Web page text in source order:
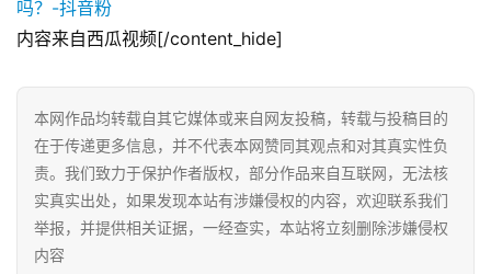
内容来自西瓜视频[/content_hide]
本网作品均转载自其它媒体或来自网友投稿，转载与投稿目的
在于传递更多信息，并不代表本网赞同其观点和对其真实性负
责。我们致力于保护作者版权，部分作品来自互联网，无法核
实真实出处，如果发现本站有涉嫌侵权的内容，欢迎联系我们
举报，并提供相关证据，一经查实，本站将立刻删除涉嫌侵权
内容